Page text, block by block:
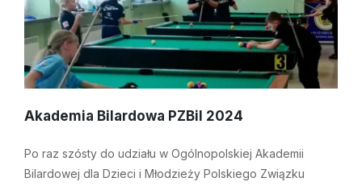
Akademia Bilardowa PZBil 2024
Po raz szósty do udziału w Ogólnopolskiej Akademii
Bilardowej dla Dzieci i Młodzieży Polskiego Związku